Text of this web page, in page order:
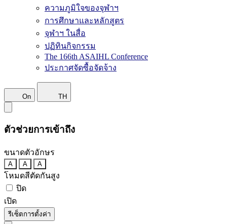
ความภูมิใจของจุฬาฯ
การศึกษาและหลักสูตร
จุฬาฯ ในสื่อ
ปฏิทินกิจกรรม
The 166th ASAIHL Conference
ประกาศจัดซื้อจัดจ้าง
On TH
ตัวช่วยการเข้าถึง
ขนาดตัวอักษร
A A A
โหมดสีตัดกันสูง
ปิด
เปิด
รีเซ็ตการตั้งค่า